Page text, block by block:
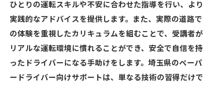
ひとりの運転スキルや不安に合わせた指導を行い、より
実践的なアドバイスを提供します。また、実際の道路で
の体験を重視したカリキュラムを組むことで、受講者が
リアルな運転環境に慣れることができ、安全で自信を持
ったドライバーになる手助けをします。埼玉県のペーパ
ードライバー向けサポートは、単なる技術の習得だけで